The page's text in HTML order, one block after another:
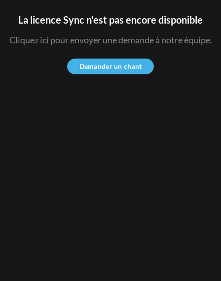
La licence Sync n'est pas encore disponible
Cliquez ici pour envoyer une demande à notre équipe.
Demander un chant